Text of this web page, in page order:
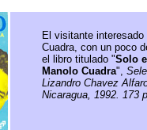
El visitante
Cuadra, con un poco
el libro titulado "Solo
Manolo Cuadra",
Lizandro Chavez
Nicaragua, 1992. 173